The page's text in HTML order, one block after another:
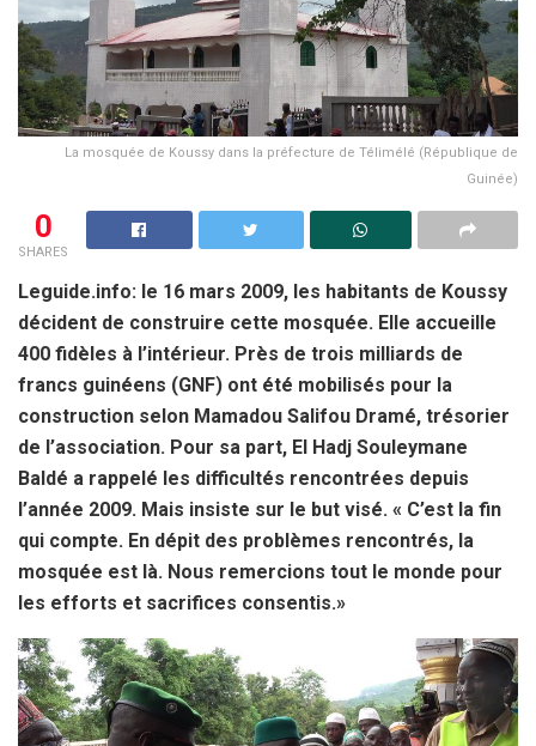
La mosquée de Koussy dans la préfecture de Télimélé (République de
Guinée)
0
SHARES
Leguide.info: le 16 mars 2009, les habitants de Koussy
décident de construire cette mosquée. Elle accueille
400 fidèles à l’intérieur. Près de trois milliards de
francs guinéens (GNF) ont été mobilisés pour la
construction selon Mamadou Salifou Dramé, trésorier
de l’association. Pour sa part, El Hadj Souleymane
Baldé a rappelé les difficultés rencontrées depuis
l’année 2009. Mais insiste sur le but visé. « C’est la fin
qui compte. En dépit des problèmes rencontrés, la
mosquée est là. Nous remercions tout le monde pour
les efforts et sacrifices consentis.»